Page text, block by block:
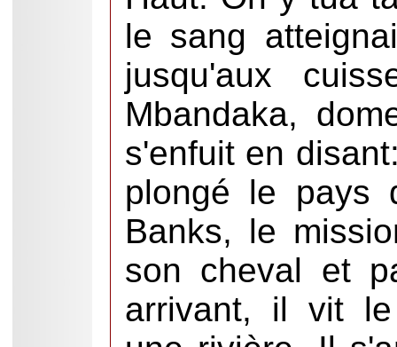
le sang
jusqu'aux
Mbandaka,
s'enfuit en
plongé le pays
Banks, le
son cheval et
arrivant, il vit